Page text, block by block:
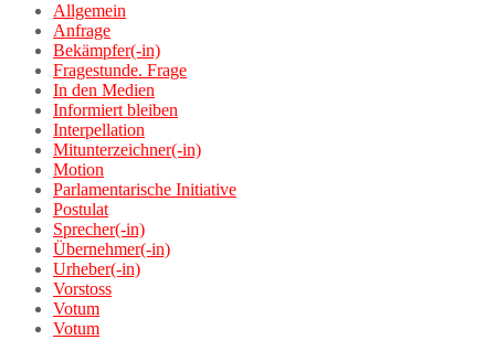
Allgemein
Anfrage
Bekämpfer(-in)
Fragestunde. Frage
In den Medien
Informiert bleiben
Interpellation
Mitunterzeichner(-in)
Motion
Parlamentarische Initiative
Postulat
Sprecher(-in)
Übernehmer(-in)
Urheber(-in)
Vorstoss
Votum
Votum